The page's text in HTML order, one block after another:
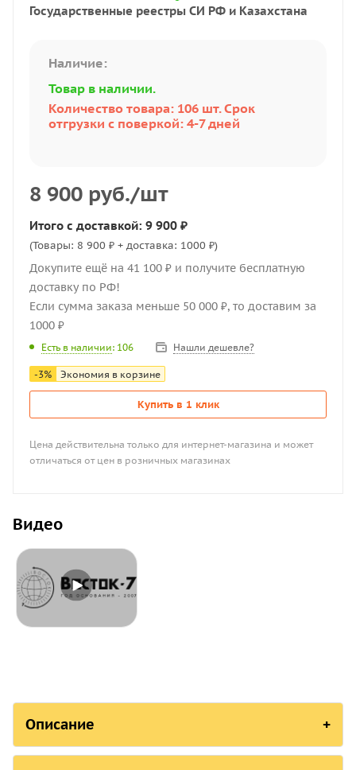
Государственные реестры СИ РФ и Казахстана
Наличие:
Товар в наличии.
Количество товара: 106 шт. Срок
отгрузки с поверкой: 4-7 дней
8 900 руб./шт
Итого с доставкой: 9 900 ₽
(Товары: 8 900 ₽ + доставка: 1000 ₽)
Докупите ещё на 41 100 ₽ и получите бесплатную
доставку по РФ!
Если сумма заказа меньше 50 000 ₽, то доставим за
1000 ₽
Есть в наличии: 106 Нашли дешевле?
-3% Экономия в корзине
Купить в 1 клик
Цена действительна только для интернет-магазина и может
отличаться от цен в розничных магазинах
Видео
Описание
СОСТОЯНИЕ В РЕЕСТРАХ СРЕДСТВ